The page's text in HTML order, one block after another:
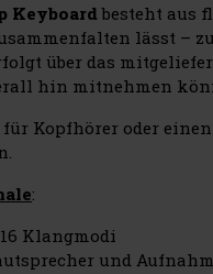
Keyboardbesteht aus
lässt –
über das
hin mitnehmen
für Kopfhörer oder
:
Klangmodi
und